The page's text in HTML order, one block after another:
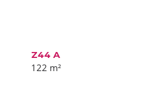
Z44 A
122 m²